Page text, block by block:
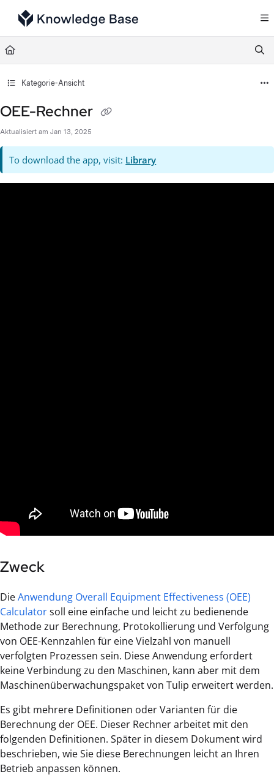
Documentation Index
Fetch the complete documentation index at:
Use this file to discover all available pages before exploring further.
Kategorie-Ansicht
OEE-Rechner
Aktualisiert am Jan 13, 2025
To download the app, visit: Library
Zweck
DieAnwendung Overall Equipment Effectiveness (OEE)
Calculatorsoll eine einfache und leicht zu bedienende
Methode zur Berechnung, Protokollierung und Verfolgung
von OEE-Kennzahlen für eine Vielzahl von manuell
verfolgten Prozessen sein. Diese Anwendung erfordert
keine Verbindung zu den Maschinen, kann aber mit dem
Maschinenüberwachungspaket von Tulip erweitert werden.
Es gibt mehrere Definitionen oder Varianten für die
Berechnung der OEE. Dieser Rechner arbeitet mit den
folgenden Definitionen. Später in diesem Dokument wird
beschrieben, wie Sie diese Berechnungen leicht an Ihren
Betrieb anpassen können.